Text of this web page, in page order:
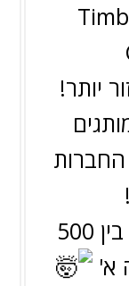
יותר!
החברות
מותגים שנמכרים בחנות בין 500